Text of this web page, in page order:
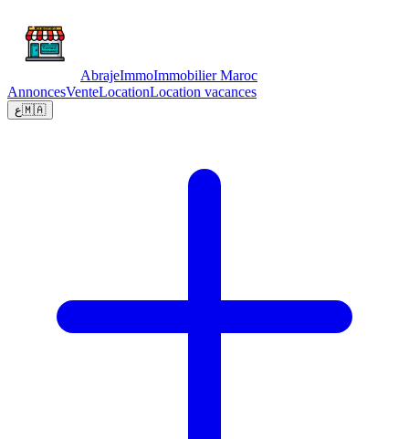
AbrajeImmoImmobilier Maroc
AnnoncesVenteLocationLocation vacances
ع🇲🇦